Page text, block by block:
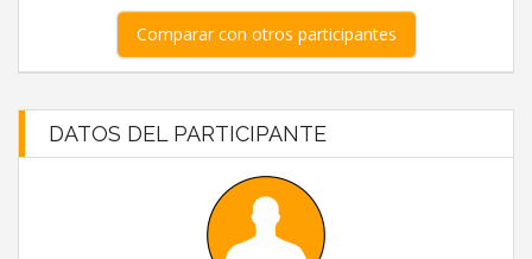
Comparar con otros participantes
DATOS DEL PARTICIPANTE